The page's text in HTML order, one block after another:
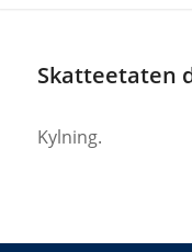
Skatteetaten
Kylning.